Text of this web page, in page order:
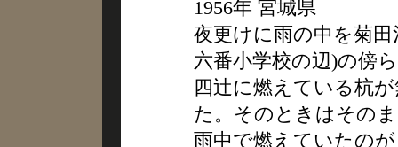
1956年 宮城県
夜更けに雨の中を菊
六番小学校の辺)の傍
四辻に燃えている杭
た。そのときはその
雨中で燃えていたの